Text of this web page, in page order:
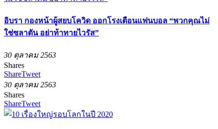
อิบรา กองหน้าผู้สยบโควิด ออกโรงเตือนแฟนบอล “พวกคุณไม่
ใช่ซลาตัน อย่าท้าทายไวรัส”
30 ตุลาคม 2563
Shares
ShareTweet
30 ตุลาคม 2563
Shares
ShareTweet